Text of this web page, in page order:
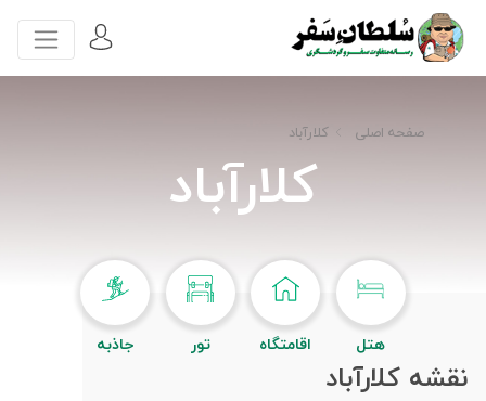
کلارآباد
هتل اقامتگاه تور جاذبه
صفحه اصلی کلارآباد
نقشه کلارآباد